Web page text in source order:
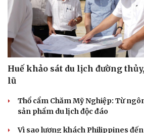
Huế khảo sát du lịch đường
lũ
Thổ cẩm Chăm Mỹ Nghiệp: Từ
sản phẩm du lịch độc đáo
Vì sao lượng khách Philippines